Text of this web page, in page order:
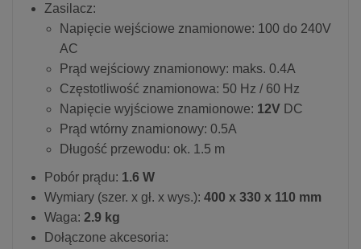
Zasilacz:
Napięcie wejściowe znamionowe: 100 do 240V
AC
Prąd wejściowy znamionowy: maks. 0.4A
Częstotliwość znamionowa: 50 Hz / 60 Hz
Napięcie wyjściowe znamionowe: 12V DC
Prąd wtórny znamionowy: 0.5A
Długość przewodu: ok. 1.5 m
Pobór prądu: 1.6 W
Wymiary (szer. x gł. x wys.): 400 x 330 x 110 mm
Waga: 2.9 kg
Dołączone akcesoria: